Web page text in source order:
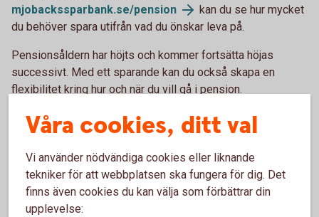
mjobackssparbank.se/pension
kan du se hur mycket
du behöver spara utifrån vad du önskar leva på.
Pensionsåldern har höjts och kommer fortsätta höjas
successivt. Med ett sparande kan du också skapa en
flexibilitet kring hur och när du vill gå i pension.
Tjänstepension och löneväxling
I det här stadiet av ditt liv har du förhoppningsvis koll på
det där med tjänstepension. Även om många inte tänker på
det är det den viktigaste löneförmånen. Se till att din
arbetsgivare erbjuder tjänstepension. Om inte, försök få din
Våra cookies, ditt val
Vi använder nödvändiga cookies eller liknande
tekniker för att webbplatsen ska fungera för dig. Det
finns även cookies du kan välja som förbättrar din
upplevelse: